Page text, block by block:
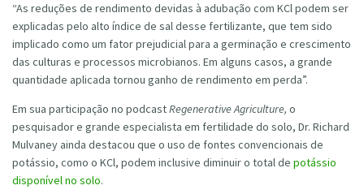
“As reduções de rendimento devidas à adubação com KCl podem ser
explicadas pelo alto índice de sal desse fertilizante, que tem sido
implicado como um fator prejudicial para a germinação e crescimento
das culturas e processos microbianos. Em alguns casos, a grande
quantidade aplicada tornou ganho de rendimento em perda”.
Em sua participação no podcastRegenerative Agriculture, o
pesquisador e grande especialista em fertilidade do solo, Dr. Richard
Mulvaney ainda destacou que o uso de fontes convencionais de
potássio, como o KCl, podem inclusive diminuir o total de potássio
disponível no solo.